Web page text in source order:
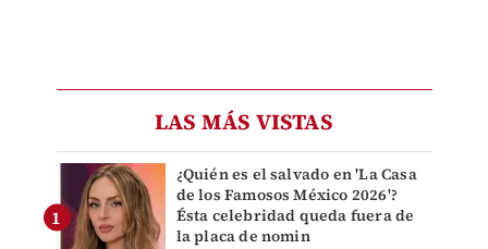
LAS MÁS VISTAS
¿Quién es el salvado en 'La Casa
de los Famosos México 2026'?
Ésta celebridad queda fuera de
la placa de nomin